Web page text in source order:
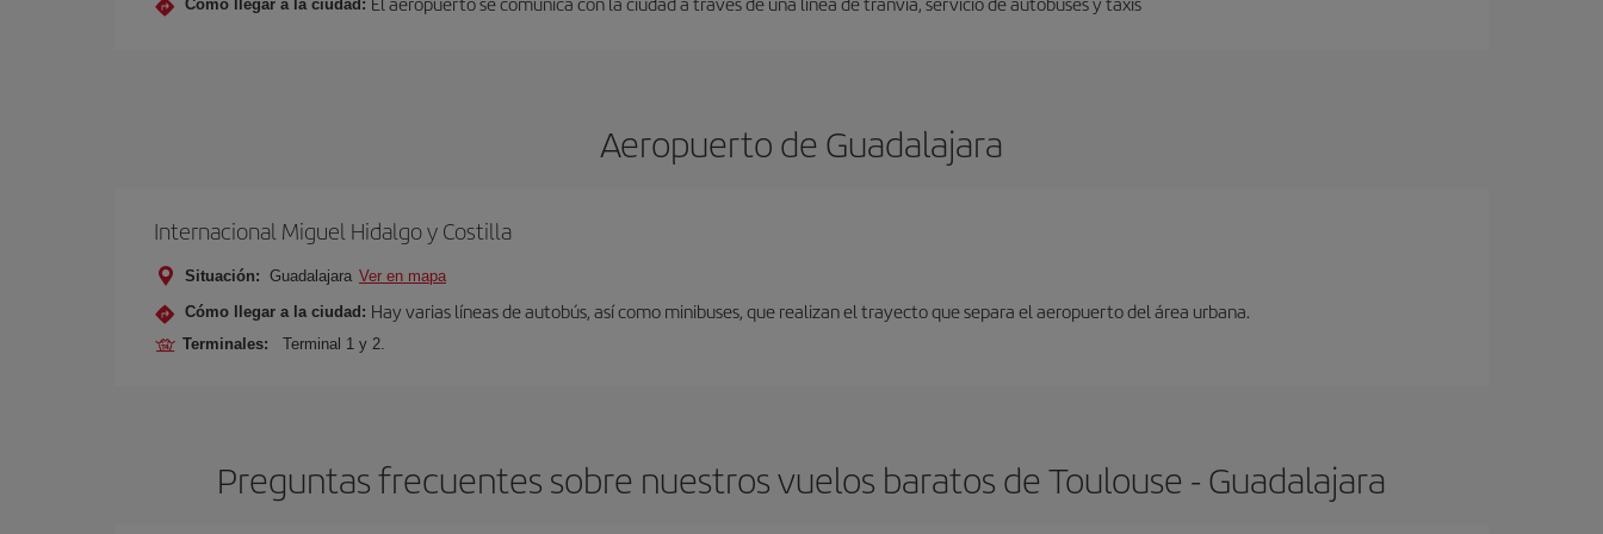
Cómo llegar a la ciudad:
Aeropuerto de Guadalajara
Internacional Miguel Hidalgo y Costilla
Situación: Guadalajara Ver en mapa
Cómo llegar a la ciudad: Hay varias líneas de autobús, así como minibuses, que realizan el trayecto que separa el aeropuerto del área urbana.
Terminales: Terminal 1 y 2.
Preguntas frecuentes sobre nuestros vuelos baratos de Toulouse - Guadalajara